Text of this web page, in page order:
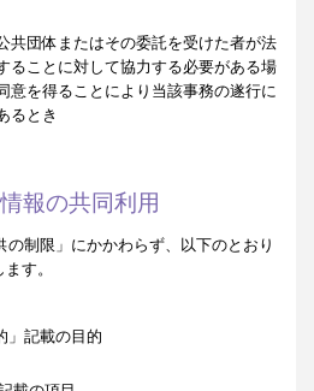
共団体またはその委託を受けた者が法
ることに対して協力する必要がある場
意を得ることにより当該事務の遂行に
るとき
報の共同利用
制限」にかかわらず、以下のとおり
す。
」記載の目的